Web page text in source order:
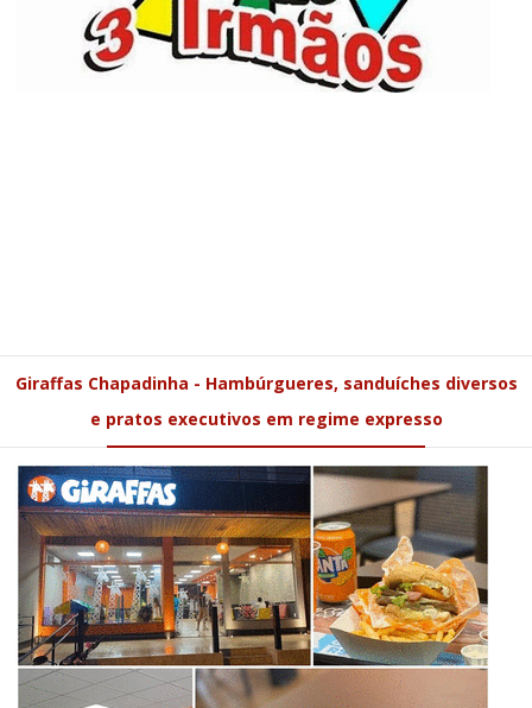
Giraffas Chapadinha - Hambúrgueres, sanduíches diversos
e pratos executivos em regime expresso